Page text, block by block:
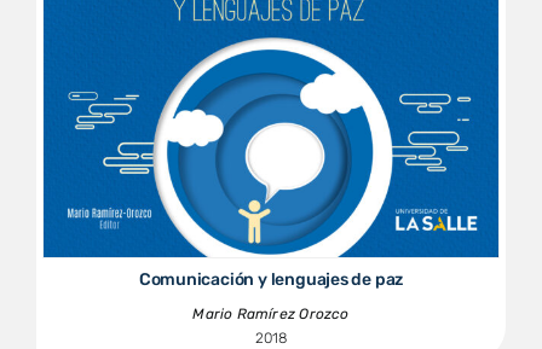
Comunicación y lenguajes de paz
Mario Ramírez Orozco
2018